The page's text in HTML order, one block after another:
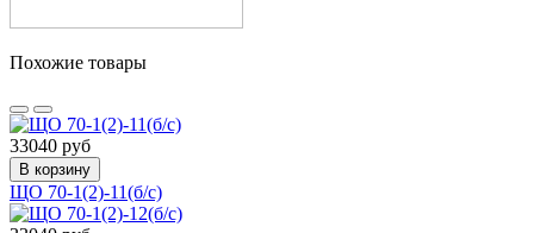
Похожие товары
33040 руб
В корзину
ЩО 70-1(2)-11(б/с)